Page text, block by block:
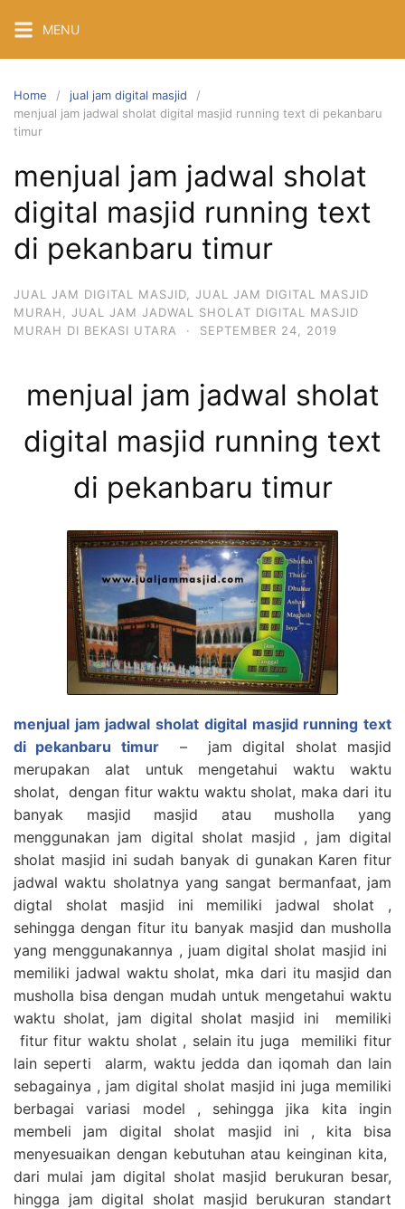
content
MENU
Home
jual jam digital masjid
menjual jam jadwal sholat digital masjid running text di pekanbaru
timur
menjual jam jadwal sholat
digital masjid running text
di pekanbaru timur
JUAL JAM DIGITAL MASJID
JUAL JAM DIGITAL MASJID
MURAH
JUAL JAM JADWAL SHOLAT DIGITAL MASJID
MURAH DI BEKASI UTARA
· SEPTEMBER 24, 2019
menjual jam jadwal sholat
digital masjid running text
di pekanbaru timur
menjual jam jadwal sholat digital masjid running text
di pekanbaru timur
– jam digital sholat masjid
merupakan alat untuk mengetahui waktu waktu
sholat, dengan fitur waktu waktu sholat, maka dari itu
banyak masjid masjid atau musholla yang
menggunakan jam digital sholat masjid , jam digital
sholat masjid ini sudah banyak di gunakan Karen fitur
jadwal waktu sholatnya yang sangat bermanfaat, jam
digtal sholat masjid ini memiliki jadwal sholat ,
sehingga dengan fitur itu banyak masjid dan musholla
yang menggunakannya , juam digital sholat masjid ini
memiliki jadwal waktu sholat, mka dari itu masjid dan
musholla bisa dengan mudah untuk mengetahui waktu
waktu sholat, jam digital sholat masjid ini memiliki
fitur fitur waktu sholat , selain itu juga memiliki fitur
lain seperti alarm, waktu jedda dan iqomah dan lain
sebagainya , jam digital sholat masjid ini juga memiliki
berbagai variasi model , sehingga jika kita ingin
membeli jam digital sholat masjid ini , kita bisa
menyesuaikan dengan kebutuhan atau keinginan kita,
dari mulai jam digital sholat masjid berukuran besar,
hingga jam digital sholat masjid berukuran standart